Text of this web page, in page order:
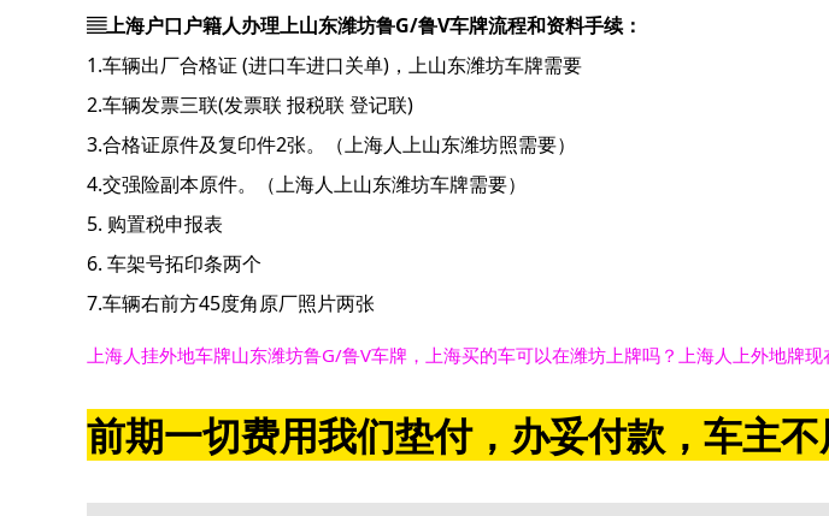
▤上海户口户籍人办理上山东潍坊鲁G/鲁V车牌流程和资料手续：
1.车辆出厂合格证 (进口车进口关单)，上山东潍坊车牌需要
2.车辆发票三联(发票联 报税联 登记联)
3.合格证原件及复印件2张。（上海人上山东潍坊照需要）
4.交强险副本原件。（上海人上山东潍坊车牌需要）
5. 购置税申报表
6. 车架号拓印条两个
7.车辆右前方45度角原厂照片两张
上海人挂外地车牌山东潍坊鲁G/鲁V车牌，上海买的车可以在潍坊上牌吗？上海人上外地牌现
前期一切费用我们垫付，办妥付款，车主